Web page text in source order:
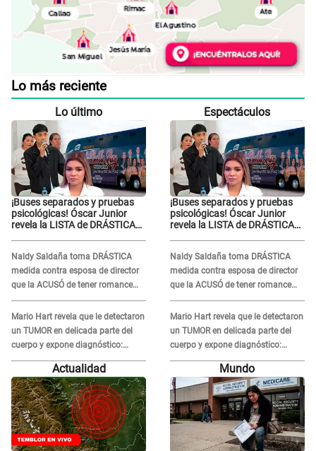
Lo más reciente
Lo último
¡Buses separados y pruebas
psicológicas! Óscar Junior
revela la LISTA de DRÁSTICAS
Naldy Saldaña
Naldy Saldaña toma DRÁSTICA
medida contra esposa de director
que la ACUSÓ de tener romance
con él: "Muy triste..."
Mario Hart revela que le detectaron
un TUMOR en delicada parte del
cuerpo y expone diagnóstico:
"Dolores muy fuertes..."
Espectáculos
¡Buses separados y pruebas
psicológicas! Óscar Junior
revela la LISTA de DRÁSTICAS
Naldy Saldaña
Naldy Saldaña toma DRÁSTICA
medida contra esposa de director
que la ACUSÓ de tener romance
con él: "Muy triste..."
Mario Hart revela que le detectaron
un TUMOR en delicada parte del
cuerpo y expone diagnóstico:
"Dolores muy fuertes..."
Actualidad Mundo